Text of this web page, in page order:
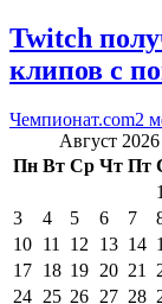
Twitch
клипов с
Чемпионат.com2
Август 2026
Пн Вт Ср Чт Пт
3
4 5 6 7
10 11 12 13 14
17 18 19 20 21
24 25 26 27 28